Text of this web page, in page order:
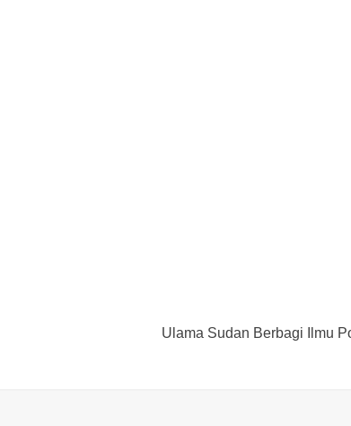
Ulama Sudan Berbagi Ilmu